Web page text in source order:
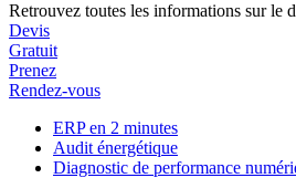
Retrouvez toutes les informations sur le
Devis
Gratuit
Prenez
Rendez-vous
ERP en 2 minutes
Audit énergétique
Diagnostic de performance